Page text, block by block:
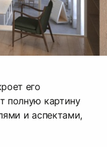
его
полную картину
и аспектами,